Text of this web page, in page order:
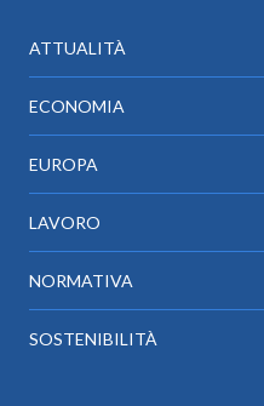
ATTUALITÀ
ECONOMIA
EUROPA
LAVORO
NORMATIVA
SOSTENIBILITÀ